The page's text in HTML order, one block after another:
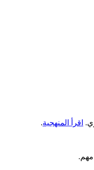
اقرأ المنهجية.